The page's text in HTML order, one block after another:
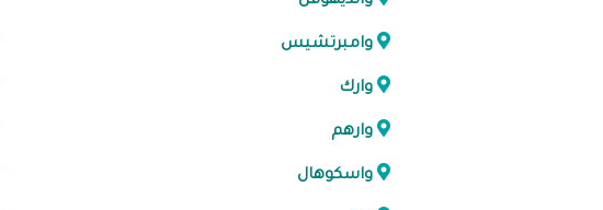
وامبرتشيس
وارك
وارهم
واسكوهال